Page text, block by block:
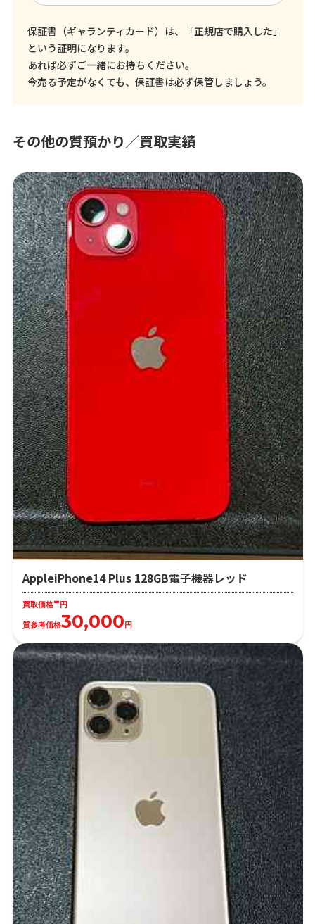
保証書（ギャランティカード）は、「正規店で購入した」
という証明になります。
あれば必ずご一緒にお持ちください。
今売る予定がなくても、保証書は必ず保管しましょう。
その他の質預かり／買取実績
AppleiPhone14 Plus 128GB電子機器レッド
買取価格-円
質参考価格30,000円